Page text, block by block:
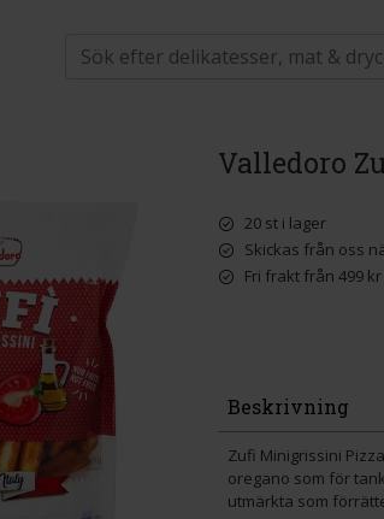
Valledoro
20 st i lager
Skickas från oss
Fri frakt från 499 kr
Beskrivning
Zufi Minigrissini
oregano som för
utmärkta som